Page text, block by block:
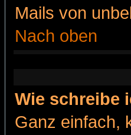
Mails von
Nach oben
Wie schreibe
Ganz einfach,